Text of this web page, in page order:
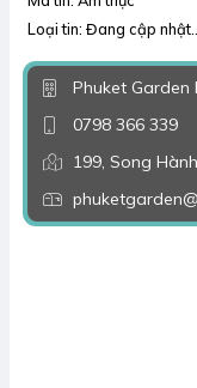
Loại tin: Đang cập
Phuket Garden
0798 366 339
199, Song